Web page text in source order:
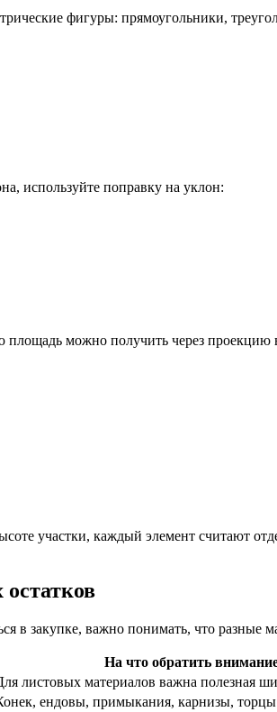
фигуры: прямоугольники,
используйте поправку на уклон:
можно получить через проекцию
участки, каждый элемент считают
закупке, важно понимать, что разные
На что обратить
листовых материалов важна полезная
ендовы, примыкания, карнизы, торцы